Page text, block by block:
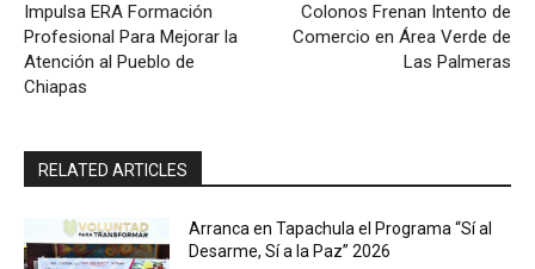
Impulsa ERA Formación
Profesional Para Mejorar la
Atención al Pueblo de
Chiapas
Colonos Frenan Intento de
Comercio en Área Verde de
Las Palmeras
RELATED ARTICLES
Arranca en Tapachula el Programa “Sí al
Desarme, Sí a la Paz” 2026